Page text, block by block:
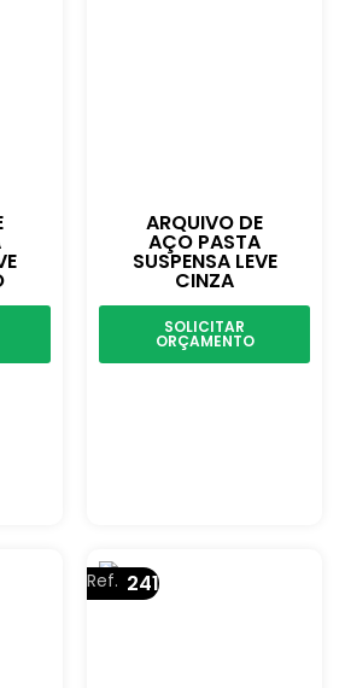
ARQUIVO DE
AÇO PASTA
SUSPENSA LEVE
CINZA
SOLICITAR
ORÇAMENTO
Ref. 241